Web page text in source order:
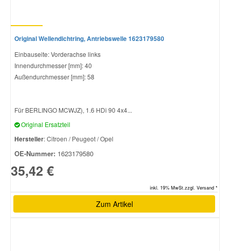
Original Wellendichtring, Antriebswelle 1623179580
Einbauseite: Vorderachse links
Innendurchmesser [mm]: 40
Außendurchmesser [mm]: 58
Für BERLINGO MCWJZ), 1.6 HDi 90 4x4...
Original Ersatzteil
Hersteller: Citroen / Peugeot / Opel
OE-Nummer: 1623179580
35,42 €
inkl. 19% MwSt.zzgl. Versand *
Zum Artikel